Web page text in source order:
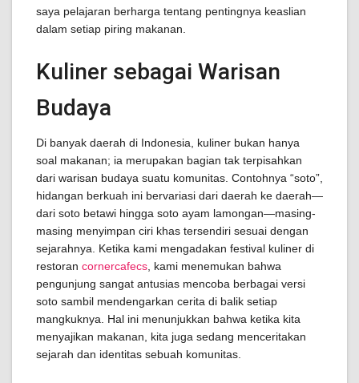
saya pelajaran berharga tentang pentingnya keaslian
dalam setiap piring makanan.
Kuliner sebagai Warisan
Budaya
Di banyak daerah di Indonesia, kuliner bukan hanya
soal makanan; ia merupakan bagian tak terpisahkan
dari warisan budaya suatu komunitas. Contohnya “soto”,
hidangan berkuah ini bervariasi dari daerah ke daerah—
dari soto betawi hingga soto ayam lamongan—masing-
masing menyimpan ciri khas tersendiri sesuai dengan
sejarahnya. Ketika kami mengadakan festival kuliner di
restoran cornercafecs , kami menemukan bahwa
pengunjung sangat antusias mencoba berbagai versi
soto sambil mendengarkan cerita di balik setiap
mangkuknya. Hal ini menunjukkan bahwa ketika kita
menyajikan makanan, kita juga sedang menceritakan
sejarah dan identitas sebuah komunitas.